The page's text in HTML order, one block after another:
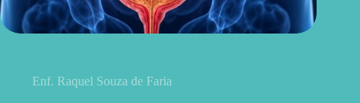
Enf. Raquel Souza de Faria